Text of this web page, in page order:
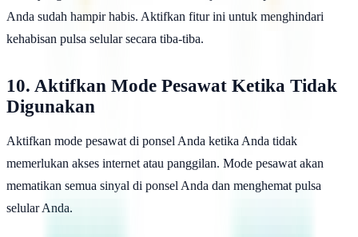
Anda sudah hampir habis. Aktifkan fitur ini untuk menghindari
kehabisan pulsa selular secara tiba-tiba.
10. Aktifkan Mode Pesawat Ketika Tidak
Digunakan
Aktifkan mode pesawat di ponsel Anda ketika Anda tidak
memerlukan akses internet atau panggilan. Mode pesawat akan
mematikan semua sinyal di ponsel Anda dan menghemat pulsa
selular Anda.